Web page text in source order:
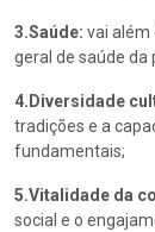
3.Saúde: vai além
geral de saúde da
4.Diversidade
tradições e a
fundamentais;
5.Vitalidade da
social e o